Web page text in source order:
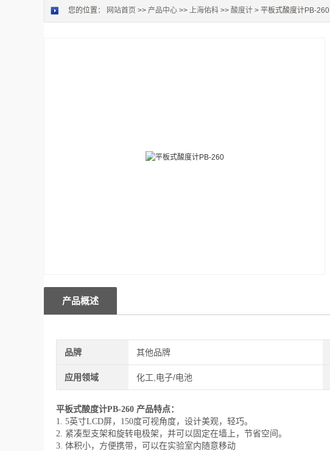
您的位置： 网站首页 >> 产品中心 >> 上海佑科 >> 酸度计 > 平板式酸度计PB-260
产品概述
品牌 其他品牌
应用领域 化工,电子/电池
平板式酸度计PB-260 产品特点：
1. 5英寸LCD屏，150度可视角度，设计美观，轻巧。
2. 紧凑型支架和旋转电极架，并可以固定在墙上，节省空间。
3. 体积小，方便携带，可以在实验室内随意移动